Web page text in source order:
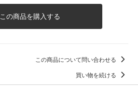
この商品を購入する
この商品について問い合わせる
買い物を続ける